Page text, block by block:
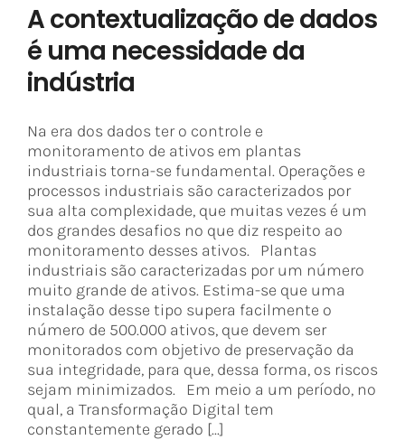
A contextualização de dados
é uma necessidade da
indústria
Na era dos dados ter o controle e
monitoramento de ativos em plantas
industriais torna-se fundamental. Operações e
processos industriais são caracterizados por
sua alta complexidade, que muitas vezes é um
dos grandes desafios no que diz respeito ao
monitoramento desses ativos. Plantas
industriais são caracterizadas por um número
muito grande de ativos. Estima-se que uma
instalação desse tipo supera facilmente o
número de 500.000 ativos, que devem ser
monitorados com objetivo de preservação da
sua integridade, para que, dessa forma, os riscos
sejam minimizados. Em meio a um período, no
qual, a Transformação Digital tem
constantemente gerado [...]